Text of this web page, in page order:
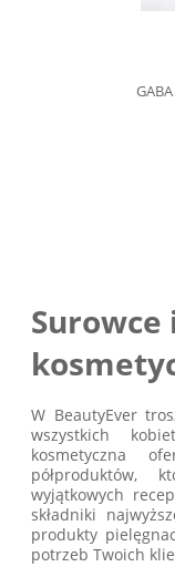
W BeautyEver
wszystkich
kosmetyczna
półproduktów,
wyjątkowych
składniki
produkty
potrzeb Twoich